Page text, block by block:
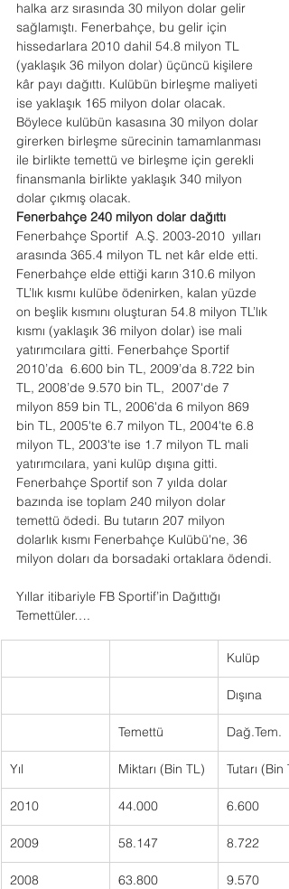
halka arz sırasında 30 milyon dolar gelir
sağlamıştı. Fenerbahçe, bu gelir için
hissedarlara 2010 dahil 54.8 milyon TL
(yaklaşık 36 milyon dolar) üçüncü kişilere
kâr payı dağıttı. Kulübün birleşme maliyeti
ise yaklaşık 165 milyon dolar olacak.
Böylece kulübün kasasına 30 milyon dolar
girerken birleşme sürecinin tamamlanması
ile birlikte temettü ve birleşme için gerekli
finansmanla birlikte yaklaşık 340 milyon
dolar çıkmış olacak.
Fenerbahçe 240 milyon dolar dağıttı
Fenerbahçe Sportif  A.Ş. 2003-2010  yılları
arasında 365.4 milyon TL net kâr elde etti.
Fenerbahçe elde ettiği karın 310.6 milyon
TL’lık kısmı kulübe ödenirken, kalan yüzde
on beşlik kısmını oluşturan 54.8 milyon TL’lık
kısmı (yaklaşık 36 milyon dolar) ise mali
yatırımcılara gitti. Fenerbahçe Sportif
2010’da  6.600 bin TL, 2009’da 8.722 bin
TL, 2008’de 9.570 bin TL,  2007'de 7
milyon 859 bin TL, 2006'da 6 milyon 869
bin TL, 2005'te 6.7 milyon TL, 2004'te 6.8
milyon TL, 2003'te ise 1.7 milyon TL mali
yatırımcılara, yani kulüp dışına gitti.
Fenerbahçe Sportif son 7 yılda dolar
bazında ise toplam 240 milyon dolar
temettü ödedi. Bu tutarın 207 milyon
dolarlık kısmı Fenerbahçe Kulübü'ne, 36
milyon doları da borsadaki ortaklara ödendi.
Yıllar itibariyle FB Sportif’in Dağıttığı
Temettüler….
Kulüp
Dışına
Temettü Dağ.Tem.
Yıl Miktarı (Bin TL) Tutarı (Bin
2010 44.000 6.600
2009 58.147 8.722
2008 63.800 9.570